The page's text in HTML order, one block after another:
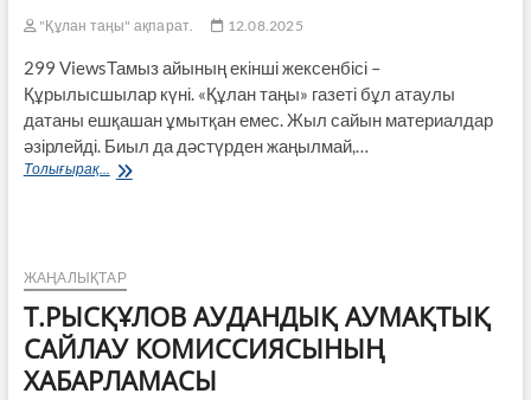
"Құлан таңы" ақпарат. 12.08.2025
299 ViewsТамыз айының екінші жексенбісі –
Құрылысшылар күні. «Құлан таңы» газеті бұл атаулы
датаны ешқашан ұмытқан емес. Жыл сайын материалдар
әзірлейді. Биыл да дәстүрден жаңылмай,…
Толығырақ... Құрылыс
көп
ЖАҢАЛЫҚТАР
Т.РЫСҚҰЛОВ АУДАНДЫҚ АУМАҚТЫҚ
САЙЛАУ КОМИССИЯСЫНЫҢ
ХАБАРЛАМАСЫ